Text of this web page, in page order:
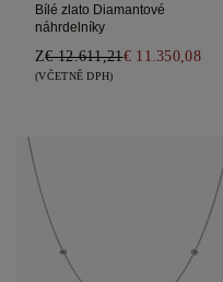
Bílé zlato Diamantové
náhrdelníky
Z€ 12.611,21€ 11.350,08
(VČETNĚ DPH)